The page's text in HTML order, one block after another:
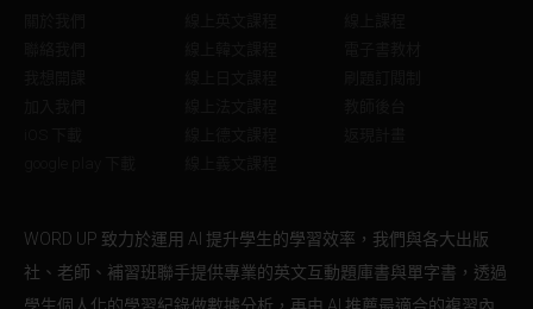
WORD UP 致力於運用 AI 提升學生的學習效率，我們與各大出版
社、老師、補習班聯手提供專業的英文互動題庫書與單字書，透過